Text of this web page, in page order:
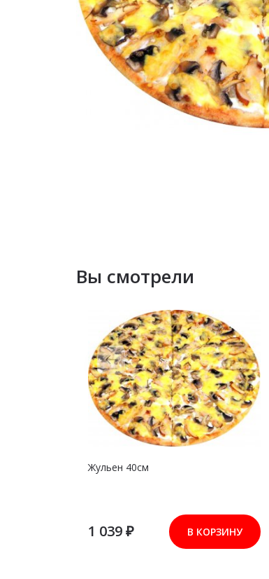
Вы смотрели
Жульен 40см
1 039 ₽ В КОРЗИНУ